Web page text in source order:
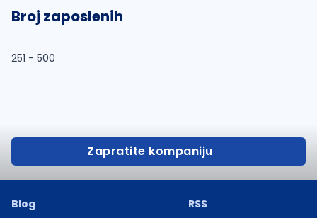
Broj zaposlenih
251 - 500
Zapratite kompaniju
Blog
RSS